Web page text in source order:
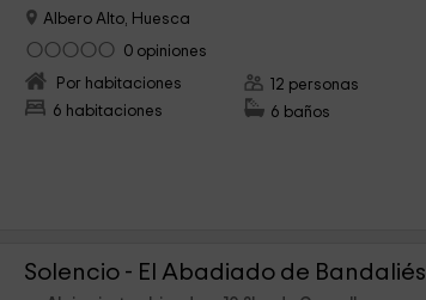
Albero Alto, Huesca
0 opiniones
Por habitaciones
6 habitaciones
12 personas
6 baños
Solencio - El Abadiado de Bandaliés